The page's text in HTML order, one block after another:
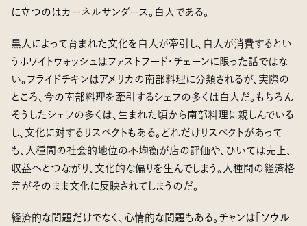
に立つのはカーネルサンダース。白人である。
黒人によって育まれた文化を白人が牽引し、白人が消費するとい
うホワイトウォッシュはファストフード・チェーンに限った話ではな
い。フライドチキンはアメリカの南部料理に分類されるが、実際の
ところ、今の南部料理を牽引するシェフの多くは白人だ。もちろん
そうしたシェフの多くは、生まれた頃から南部料理に親しんでいる
し、文化に対するリスペクトもある。どれだけリスペクトがあって
も、人種間の社会的地位の不均衡が店の評価や、ひいては売上、
収益へとつながり、文化的な偏りを生んでしまう。人種間の経済格
差がそのまま文化に反映されてしまうのだ。
経済的な問題だけでなく、心情的な問題もある。チャンは「ソウル